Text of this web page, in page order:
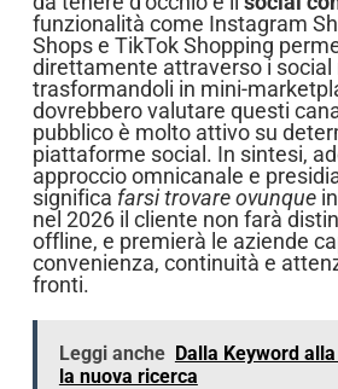
funzionalità come Instagram
Shops e TikTok Shopping
direttamente attraverso i social
trasformandoli in mini-
dovrebbero valutare questi
pubblico è molto attivo su
piattaforme social. In sintesi,
approccio omnicanale e
significa farsi trovare ovunquein
nel 2026 il cliente non farà
offline, e premierà le aziende
convenienza, continuità e
fronti.
Leggi anche Dalla Keyword
la nuova ricerca